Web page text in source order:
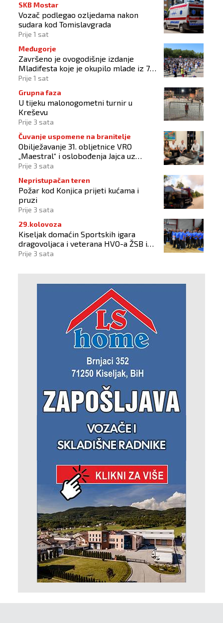
SKB Mostar
Vozač podlegao ozljedama nakon
sudara kod Tomislavgrada
Prije 1 sat
Međugorje
Završeno je ovogodišnje izdanje
Mladifesta koje je okupilo mlade iz 73
zemlje svijeta
Prije 1 sat
Grupna faza
U tijeku malonogometni turnir u
Kreševu
Prije 3 sata
Čuvanje uspomene na branitelje
Obilježavanje 31. obljetnice VRO
„Maestral“ i oslobođenja Jajca uz
pokroviteljstvo HNS-a BiH
Prije 3 sata
Nepristupačan teren
Požar kod Konjica prijeti kućama i
pruzi
Prije 3 sata
29.kolovoza
Kiseljak domaćin Sportskih igara
dragovoljaca i veterana HVO-a ŽSB i
Dana branitelja
Prije 3 sata